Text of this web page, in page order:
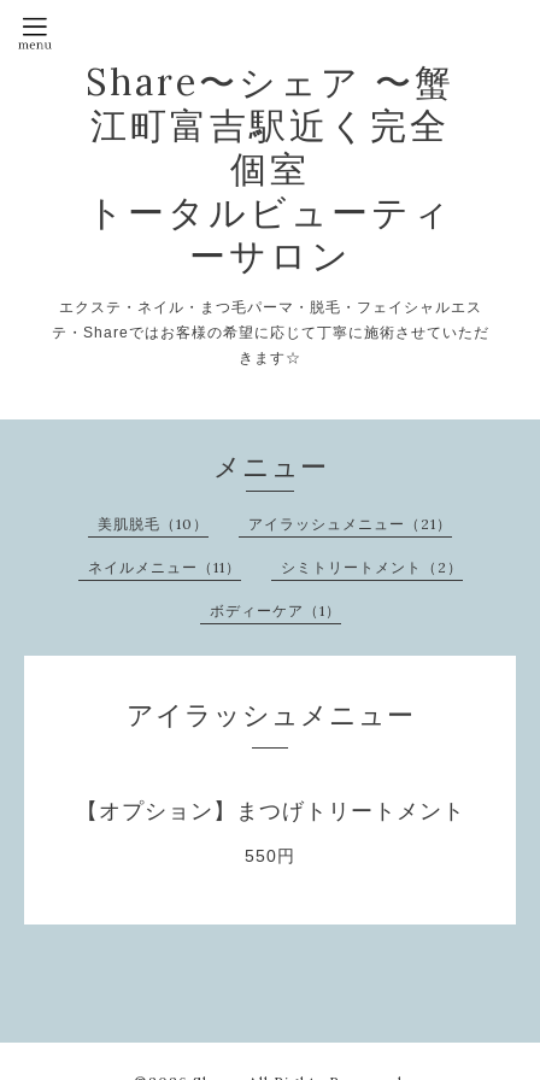
Share〜シェア 〜蟹
江町富吉駅近く完全
個室
トータルビューティ
ーサロン
エクステ・ネイル・まつ毛パーマ・脱毛・フェイシャルエス
テ・Shareではお客様の希望に応じて丁寧に施術させていただ
きます☆
メニュー
美肌脱毛（10） アイラッシュメニュー（21）
ネイルメニュー（11） シミトリートメント（2）
ボディーケア（1）
アイラッシュメニュー
【オプション】まつげトリートメント
550円